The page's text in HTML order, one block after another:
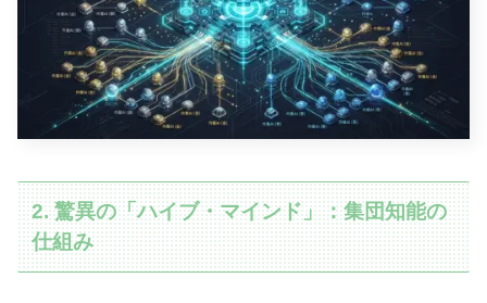
2. 驚異の「ハイブ・マインド」：集団知能の
仕組み